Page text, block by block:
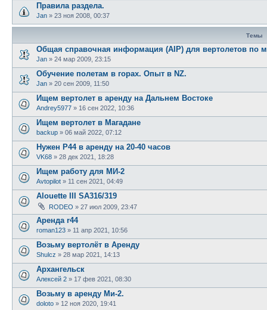
Правила раздела.
Jan » 23 ноя 2008, 00:37
Темы
Общая справочная информация (AIP) для вертолетов по
Jan » 24 мар 2009, 23:15
Обучение полетам в горах. Опыт в NZ.
Jan » 20 сен 2009, 11:50
Ищем вертолет в аренду на Дальнем Востоке
Andrey5977 » 16 сен 2022, 10:36
Ищем вертолет в Магадане
backup » 06 май 2022, 07:12
Нужен Р44 в аренду на 20-40 часов
VK68 » 28 дек 2021, 18:28
Ищем работу для МИ-2
Avtopilot » 11 сен 2021, 04:49
Alouette III SA316/319
RODEO » 27 июл 2009, 23:47
Аренда r44
roman123 » 11 апр 2021, 10:56
Возьму вертолёт в Аренду
Shulcz » 28 мар 2021, 14:13
Архангельск
Алексей 2 » 17 фев 2021, 08:30
Возьму в аренду Ми-2.
doloto » 12 ноя 2020, 19:41